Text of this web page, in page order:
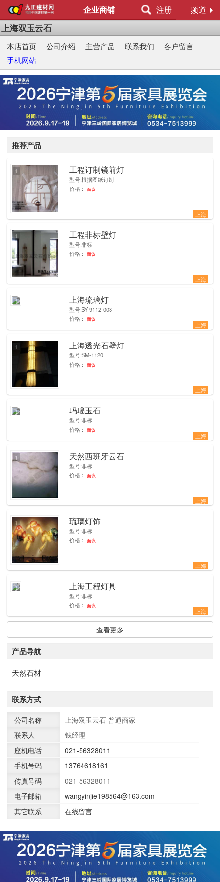
企业商铺 注册 频道
上海双玉云石
本店首页 公司介绍 主营产品 联系我们
客户留言
手机网站
推荐产品
工程订制镜前灯
型号:根据图纸订制
价格：
面议
上海
1
工程非标壁灯
型号:非标
价格：
面议
上海
1
上海琉璃灯
型号:SY-9112-003
价格：
面议
上海
1
上海透光石壁灯
型号:SM-1120
价格：
面议
上海
1
玛瑙玉石
型号:非标
价格：
面议
上海
1
天然西班牙云石
型号:非标
价格：
面议
上海
1
琉璃灯饰
型号:非标
价格：
面议
上海
1
上海工程灯具
型号:非标
价格：
面议
上海
1
查看更多
产品导航
天然石材
联系方式
公司名称 上海双玉云石 普通商家
联系人
钱经理
座机电话
021-56328011
手机号码
13764618161
传真号码
021-56328011
电子邮箱
wangyinjie198564@163.com
其它联系
在线留言